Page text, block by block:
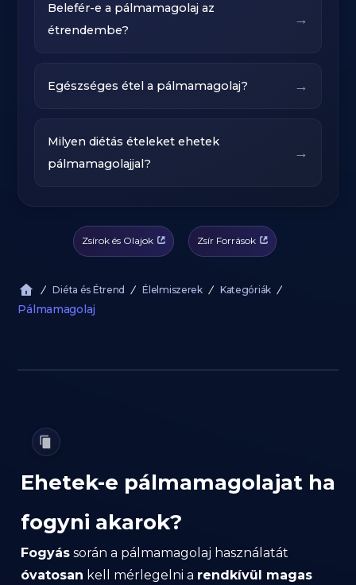
Belefér-e a pálmamagolaj az
étrendembe?
→
Egészséges étel a pálmamagolaj? →
Milyen diétás ételeket ehetek
pálmamagolajjal?
→
Zsírok és Olajok Zsír Források
Diéta és Étrend Élelmiszerek Kategóriák
Pálmamagolaj
Ehetek-e pálmamagolajat ha
fogyni akarok?
Fogyás során a pálmamagolaj használatát
óvatosan kell mérlegelni a rendkívül magas